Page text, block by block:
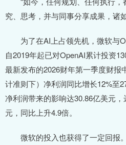
究、思考，并与同事分享成果，诸
为了在AI上占领先机，微软与
自2019年起已对OpenAI累计投资
最新发布的2026财年第一季度财报
计准则下）净利润同比增长12%至
净利润带来的影响达30.86亿美元
元，同比上升4.9倍。
微软的投入也获得了一定回报。